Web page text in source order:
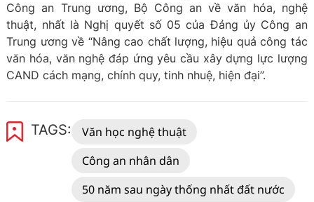
Công an Trung ương, Bộ Công an về văn hóa, nghệ
thuật, nhất là Nghị quyết số 05 của Đảng ủy Công an
Trung ương về “Nâng cao chất lượng, hiệu quả công tác
văn hóa, văn nghệ đáp ứng yêu cầu xây dựng lực lượng
CAND cách mạng, chính quy, tinh nhuệ, hiện đại”.
TAGS:
Văn học nghệ thuật
Công an nhân dân
50 năm sau ngày thống nhất đất nước